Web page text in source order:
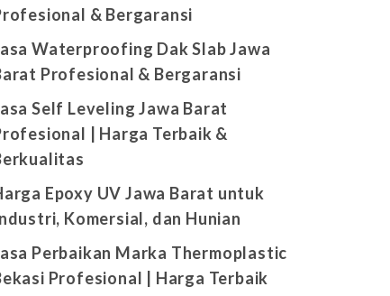
& Bergaransi
Waterproofing Dak Slab Jawa
Profesional & Bergaransi
Self Leveling Jawa Barat
| Harga Terbaik &
Epoxy UV Jawa Barat untuk
Komersial, dan Hunian
Perbaikan Marka Thermoplastic
Profesional | Harga Terbaik